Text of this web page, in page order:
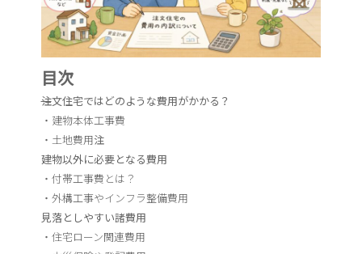
目次
注文住宅ではどのような費用がかかる？
・建物本体工事費
・土地費用注
建物以外に必要となる費用
・付帯工事費とは？
・外構工事やインフラ整備費用
見落としやすい諸費用
・住宅ローン関連費用